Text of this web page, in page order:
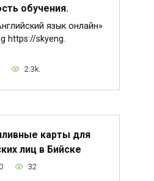
обучения.
язык онлайн»
https://skyeng.
2.3k.
карты для
лиц в Бийске
32